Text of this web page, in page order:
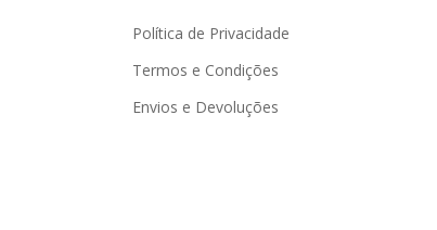
Política de Privacidade
Termos e Condições
Envios e Devoluções